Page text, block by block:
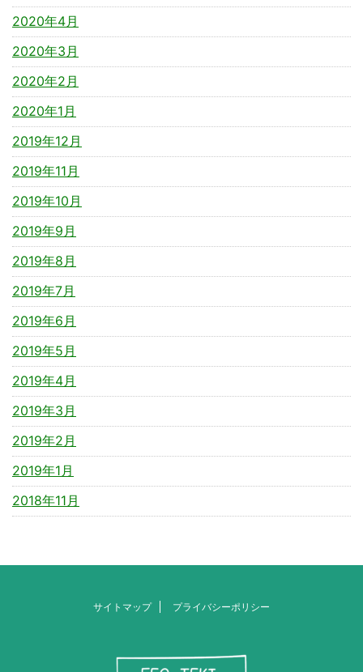
2020年4月
2020年3月
2020年2月
2020年1月
2019年12月
2019年11月
2019年10月
2019年9月
2019年8月
2019年7月
2019年6月
2019年5月
2019年4月
2019年3月
2019年2月
2019年1月
2018年11月
サイトマップ プライバシーポリシー